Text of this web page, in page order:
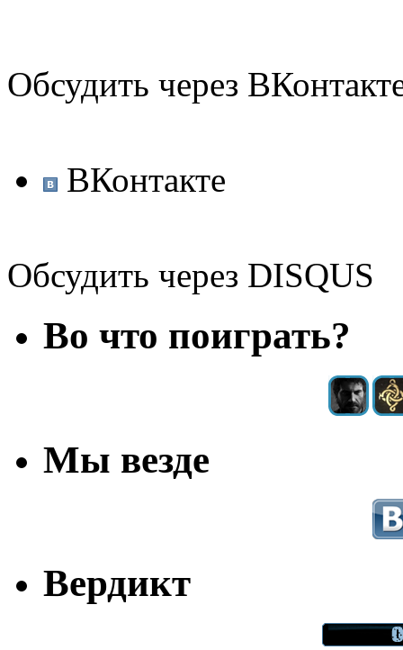
Обсудить через
ВКонтакте
Обсудить через DISQUS
Во что поиграть?
Мы везде
Вердикт